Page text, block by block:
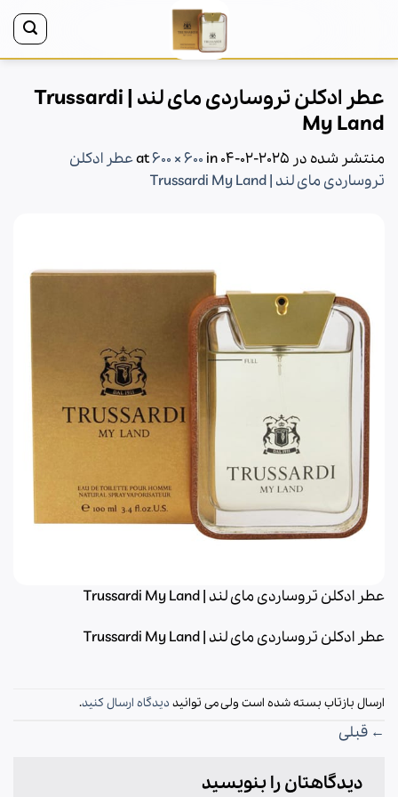
content
عطر ادکلن تروساردی مای لند | Trussardi
My Land
منتشر شده در 2025-02-04
600 × 600 in
عطر ادکلن
تروساردی مای لند | Trussardi My Land
عطر ادکلن تروساردی مای لند | Trussardi My Land
عطر ادکلن تروساردی مای لند | Trussardi My Land
ارسال بازتاب بسته شده است ولی می توانید دیدگاه ارسال کنید.
← قبلی
دیدگاهتان را بنویسید